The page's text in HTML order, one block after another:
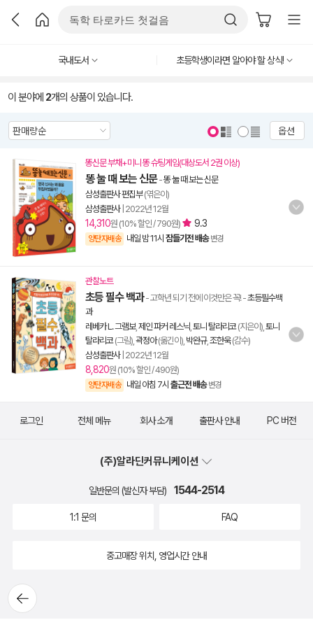
국내도서 초등학생이라면 알아야 할 상식!
이 분야에 2개의 상품이 있습니다.
옵션
똥신문 부채+미니 똥 슈팅게임(대상도서 2권 이상)
똥 눌 때 보는 신문-똥 눌 때 보는 신문
삼성출판사 편집부(엮은이)
삼성출판사| 2022년 12월
14,310원 (10% 할인 / 790원) 9.3
양탄자배송 내일 밤 11시 잠들기전 배송 변경
관찰노트
초등 필수 백과- 고학년 되기 전에 이것만은 꼭!-초등필수백
과
레베카 L. 그램보, 제인 파커 레스닉 토니 탈라리코(지은이), 토니
탈라리코(그림), 곽정아(옮긴이), 박완규, 조한욱(감수)
삼성출판사| 2022년 12월
8,820원 (10% 할인 / 490원)
양탄자배송 내일 아침 7시 출근전 배송 변경
뒤로가
기
로그인 전체 메뉴 회사 소개 출판사 안내 PC 버전
(주)알라딘커뮤니케이션
일반문의 (발신자 부담) 1544-2514
1:1 문의 FAQ
중고매장 위치, 영업시간 안내